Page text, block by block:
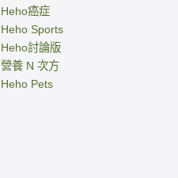
Heho癌症
Heho Sports
Heho討論版
營養 N 次方
Heho Pets